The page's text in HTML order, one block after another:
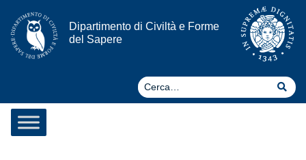
Vai al contenuto
Dipartimento di Civiltà e Forme
del Sapere